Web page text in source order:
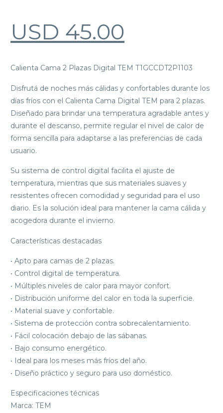
USD 45.00
Calienta Cama 2 Plazas Digital TEM T1GCCDT2P1103
Disfrutá de noches más cálidas y confortables durante los
días fríos con el Calienta Cama Digital TEM para 2 plazas.
Diseñado para brindar una temperatura agradable antes y
durante el descanso, permite regular el nivel de calor de
forma sencilla para adaptarse a las preferencias de cada
usuario.
Su sistema de control digital facilita el ajuste de
temperatura, mientras que sus materiales suaves y
resistentes ofrecen comodidad y seguridad para el uso
diario. Es la solución ideal para mantener la cama cálida y
acogedora durante el invierno.
Características destacadas
• Apto para camas de 2 plazas.
• Control digital de temperatura.
• Múltiples niveles de calor para mayor confort.
• Distribución uniforme del calor en toda la superficie.
• Material suave y confortable.
• Sistema de protección contra sobrecalentamiento.
• Fácil colocación debajo de las sábanas.
• Bajo consumo energético.
• Ideal para los meses más fríos del año.
• Diseño práctico y seguro para uso doméstico.
Especificaciones técnicas
Marca: TEM